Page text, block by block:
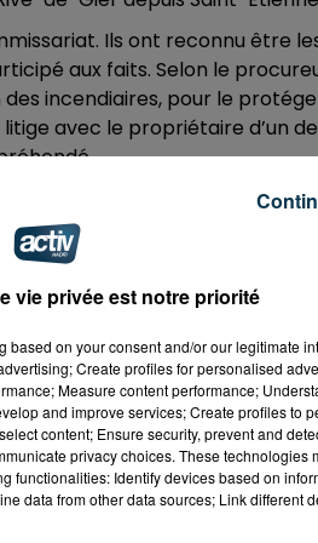
Ils ont reconnu être
aux faits. Selon le
incendiaires, pour le
avec le propriétaire d’un
incendiaires présumés. Les
projet criminel et leurs
les jours précédant les faits
d'être condamnés pour des
le 22 mai par le juge des
vie privée est notre priorité
based on your consent and/or our legitimate
Create profiles for personalised
Measure content performance;
and improve services; Create profiles to
content; Ensure security, prevent and
privacy choices. These technologies
functionalities: Identify devices based on
data from other data sources; Link different